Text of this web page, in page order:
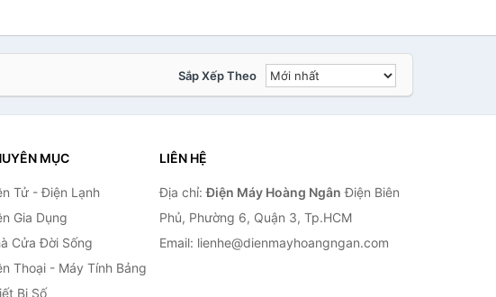
Sắp Xếp Theo
MỤC
Tử - Điện Lạnh
Gia Dụng
Cửa Đời Sống
Thoại - Máy Tính Bảng
Bị Số
LIÊN HỆ
Địa chỉ:Điện Máy Hoàng Ngân Điện Biên
Phủ, Phường 6, Quận 3, Tp.HCM
Email: lienhe@dienmayhoangngan.com